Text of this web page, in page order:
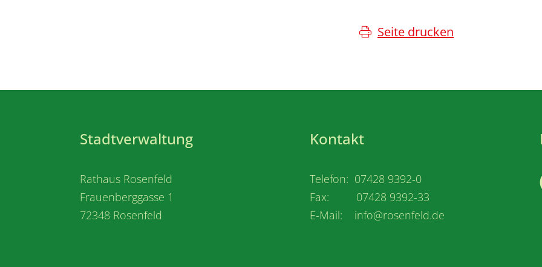
Seite drucken
Stadtverwaltung
Rathaus Rosenfeld
Frauenberggasse 1
72348 Rosenfeld
Kontakt
Telefon: 07428 9392-0
Fax: 07428 9392-33
E-Mail: info@rosenfeld.de